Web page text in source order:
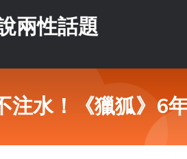
兩性話題
注水！《獵狐》6